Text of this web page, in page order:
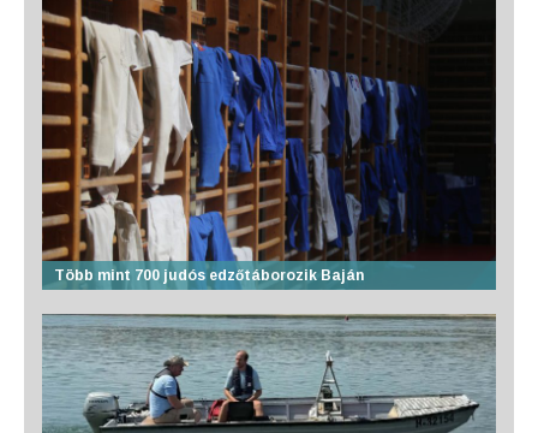
Több mint 700 judós edzőtáborozik Baján